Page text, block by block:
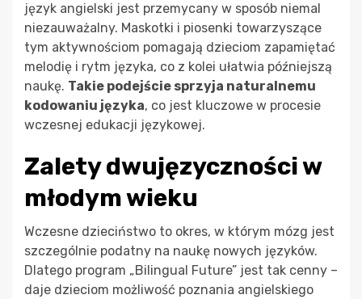
język angielski jest przemycany w sposób niemal
niezauważalny. Maskotki i piosenki towarzyszące
tym aktywnościom pomagają dzieciom zapamiętać
melodię i rytm języka, co z kolei ułatwia późniejszą
naukę. Takie podejście sprzyja naturalnemu
kodowaniu języka, co jest kluczowe w procesie
wczesnej edukacji językowej.
Zalety dwujęzyczności w
młodym wieku
Wczesne dzieciństwo to okres, w którym mózg jest
szczególnie podatny na naukę nowych języków.
Dlatego program „Bilingual Future” jest tak cenny –
daje dzieciom możliwość poznania angielskiego